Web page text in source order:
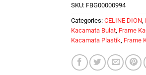
SKU: FBG00000994
Categories: CELINE DION,
Kacamata Bulat, Frame
Kacamata Plastik, Frame